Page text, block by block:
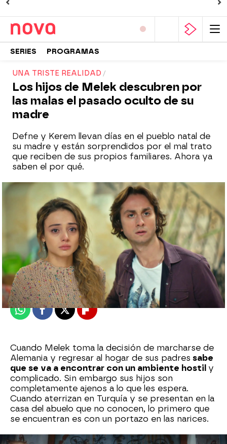
SERIES PROGRAMAS
UNA TRISTE REALIDAD
Los hijos de Melek descubren por
las malas el pasado oculto de su
madre
Defne y Kerem llevan días en el pueblo natal de
su madre y están sorprendidos por el mal trato
que reciben de sus propios familiares. Ahora ya
saben el por qué.
Nova
Publicado:26 de enero de 2024, 23:47
WhatsappFacebook
X Flipboard
Cuando Melek toma la decisión de marcharse de
Alemania y regresar al hogar de sus padres sabe
que se va a encontrar con un ambiente hostil y
complicado. Sin embargo sus hijos son
completamente ajenos a lo que les espera.
Cuando aterrizan en Turquía y se presentan en la
casa del abuelo que no conocen, lo primero que
se encuentran es con un portazo en las narices.